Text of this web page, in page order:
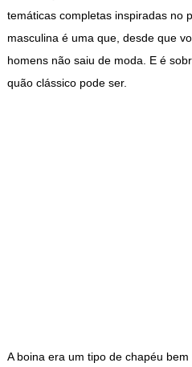
temáticas completas inspiradas no
masculina é uma que, desde que
homens não saiu de moda. E é
quão clássico pode ser.
A boina era um tipo de chapéu bem